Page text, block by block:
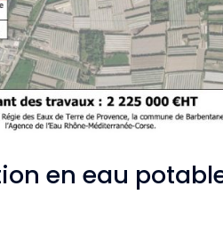
en eau